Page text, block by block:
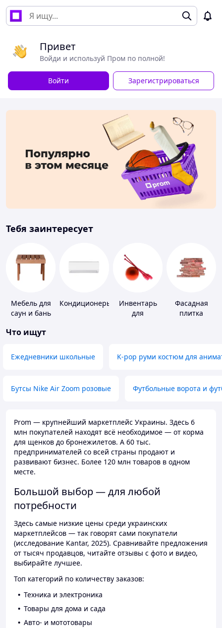
Привет
Войди и используй Пром по полной!
Войти Зарегистрироваться
Тебя заинтересует
Мебель для
саун и бань
Кондиционеры
Инвентарь
для
Фасадная
плитка
Что ищут
Ежедневники школьные K-pop руми костюм для
Бутсы Nike Air Zoom розовые Футбольные ворота и
Prom — крупнейший маркетплейс Украины. Здесь 6
млн покупателей находят всё необходимое — от корма
для щенков до бронежилетов. А 60 тыс.
предпринимателей со всей страны продают и
развивают бизнес. Более 120 млн товаров в одном
месте.
Большой выбор — для любой
потребности
Здесь самые низкие цены среди украинских
маркетплейсов — так говорят сами покупатели
(исследование Kantar, 2025). Сравнивайте предложения
от тысяч продавцов, читайте отзывы с фото и видео,
выбирайте лучшее.
Топ категорий по количеству заказов:
Техника и электроника
Товары для дома и сада
Авто- и мототовары